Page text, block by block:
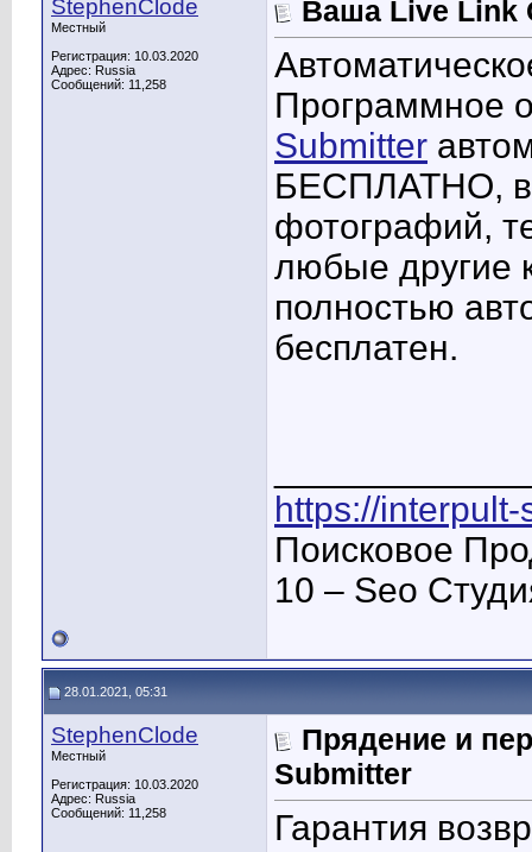
StephenClode
Местный
Регистрация: 10.03.2020
Адрес: Russia
Сообщений: 11,258
Ваша Live Link
Программное
Submitter
БЕСПЛАТНО,
фотографий,
любые другие
полностью
бесплатен.
https://
Поисковое
10 – Seo
28.01.2021, 05:31
StephenClode
Местный
Регистрация: 10.03.2020
Адрес: Russia
Сообщений: 11,258
Прядение и
Submitter
Гарантия